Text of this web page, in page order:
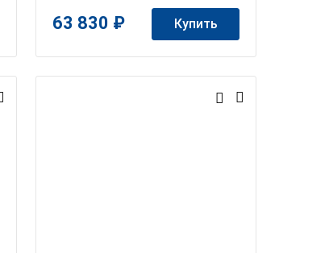
63 830 ₽ Купить